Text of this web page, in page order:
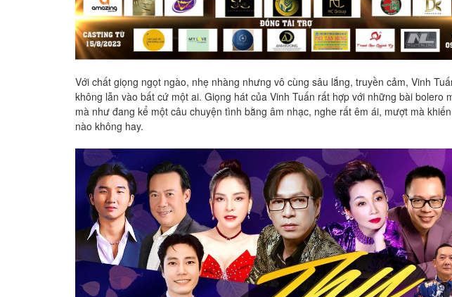
Với chất giọng ngọt ngào, nhẹ nhàng nhưng vô cùng sâu lắng, truyền cảm, Vinh
không lẫn vào bất cứ một ai. Giọng hát của Vinh Tuấn rất hợp với những bài
mà như đang kể một câu chuyện tình bằng âm nhạc, nghe rất êm ái, mượt mà
nào không hay.